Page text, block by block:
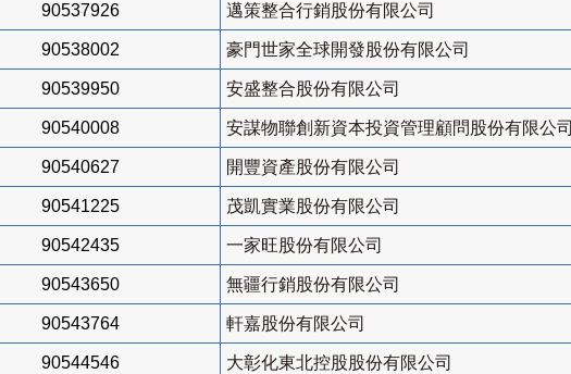
90537926 邁策整合行銷股份有限公司
90538002 豪門世家全球開發股份有限公司
90539950 安盛整合股份有限公司
90540008 安謀物聯創新資本投資管理顧問股份有限公司
90540627 開豐資產股份有限公司
90541225 茂凱實業股份有限公司
90542435 一家旺股份有限公司
90543650 無疆行銷股份有限公司
90543764 軒嘉股份有限公司
90544546 大彰化東北控股股份有限公司